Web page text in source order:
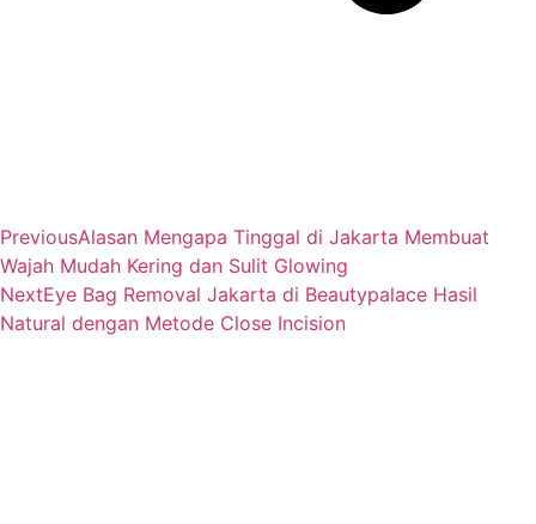
PreviousAlasan Mengapa Tinggal di Jakarta Membuat
Wajah Mudah Kering dan Sulit Glowing
NextEye Bag Removal Jakarta di Beautypalace Hasil
Natural dengan Metode Close Incision